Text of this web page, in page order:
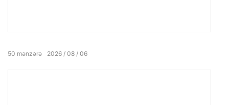
2026 08 06
50 mənzərə